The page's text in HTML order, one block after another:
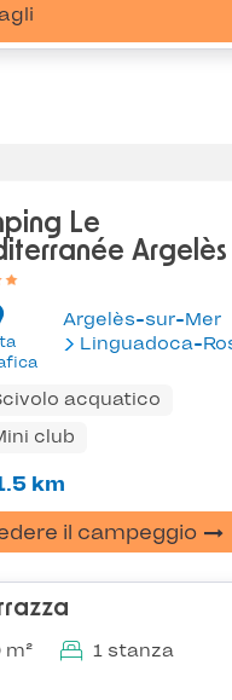
Le
Argelès
Argelès-sur-Mer
Linguadoca-
acquatico
club
km
il campeggio
m² 1 stanza